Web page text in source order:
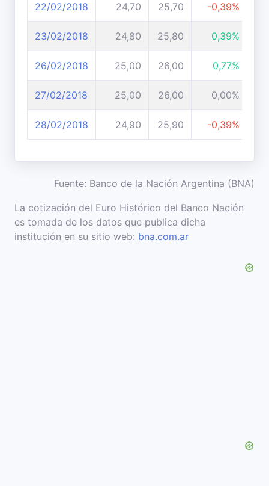
22/02/2018 24,70 25,70 -0,39%
23/02/2018 24,80 25,80 0,39%
26/02/2018 25,00 26,00 0,77%
27/02/2018 25,00 26,00 0,00%
28/02/2018 24,90 25,90 -0,39%
Fuente: Banco de la Nación Argentina (BNA)
La cotización del Euro Histórico del Banco Nación
es tomada de los datos que publica dicha
institución en su sitio web: bna.com.ar